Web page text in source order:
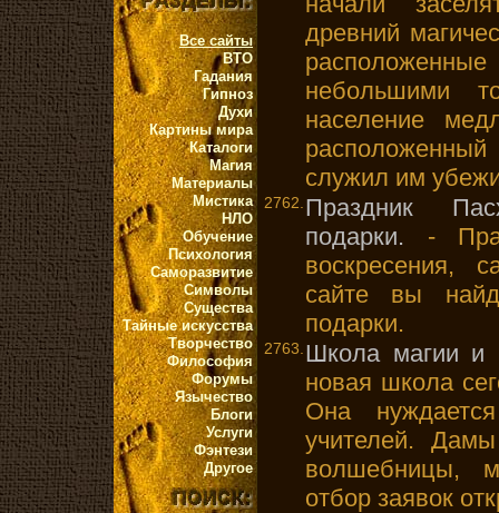
Все сайты
ВТО
Гадания
Гипноз
Духи
Картины мира
Каталоги
Магия
Материалы
Мистика
НЛО
Обучение
Психология
Саморазвитие
Символы
Существа
Тайные искусства
Творчество
Философия
Форумы
Язычество
Блоги
Услуги
Фэнтези
Другое
древний
небольшими
население
служил им
2762. Праздник
подарки. -
воскресения,
сайте вы
подарки.
2763. Школа магии и
новая школа
Она
учителей.
волшебницы,
отбор заявок